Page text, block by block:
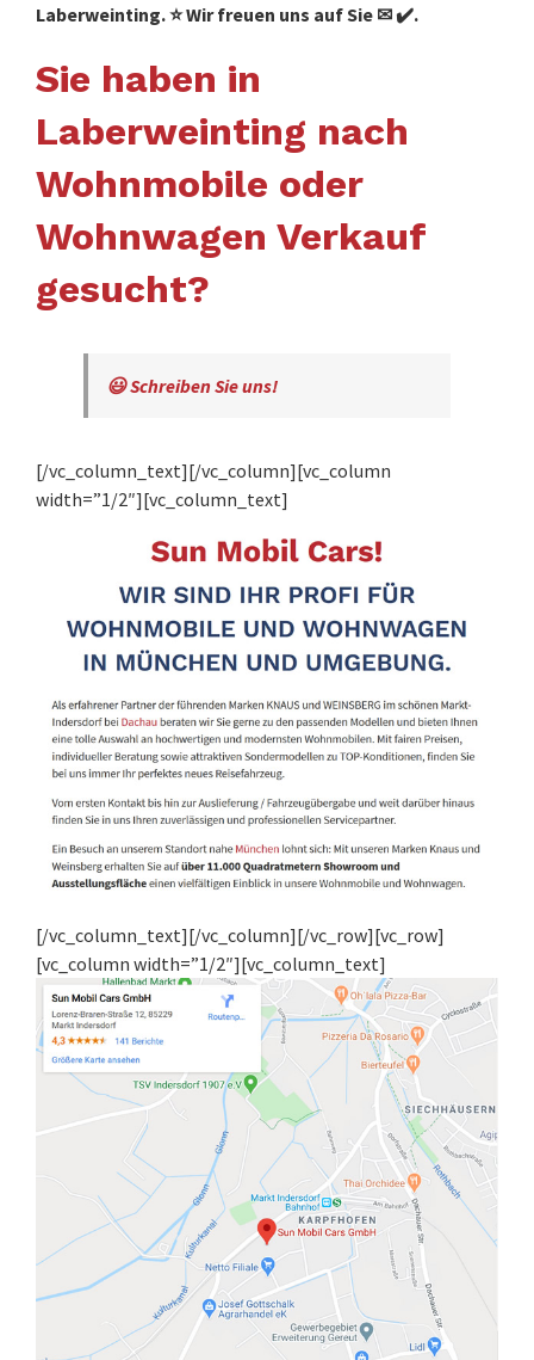
Laberweinting. ⭐ Wir freuen uns auf Sie ✉ ✔️.
Sie haben in
Laberweinting nach
Wohnmobile oder
Wohnwagen Verkauf
gesucht?
😃 Schreiben Sie uns!
[/vc_column_text][/vc_column][vc_column
width=”1/2″][vc_column_text]
[/vc_column_text][/vc_column][/vc_row][vc_row]
[vc_column width=”1/2″][vc_column_text]